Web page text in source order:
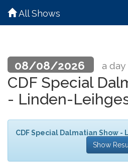
All Shows
08/08/2026 a
CDF Special
- Linden-
CDF Special Dalmatian Show
Show